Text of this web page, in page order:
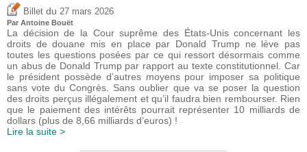
Billet du 27 mars 2026
Par Antoine Bouët
La décision de la Cour suprême des États-Unis concernant les
droits de douane mis en place par Donald Trump ne lève pas
toutes les questions posées par ce qui ressort désormais comme
un abus de Donald Trump par rapport au texte constitutionnel. Car
le président possède d’autres moyens pour imposer sa politique
sans vote du Congrès. Sans oublier que va se poser la question
des droits perçus illégalement et qu’il faudra bien rembourser. Rien
que le paiement des intérêts pourrait représenter 10 milliards de
dollars (plus de 8,66 milliards d’euros) !
Lire la suite >